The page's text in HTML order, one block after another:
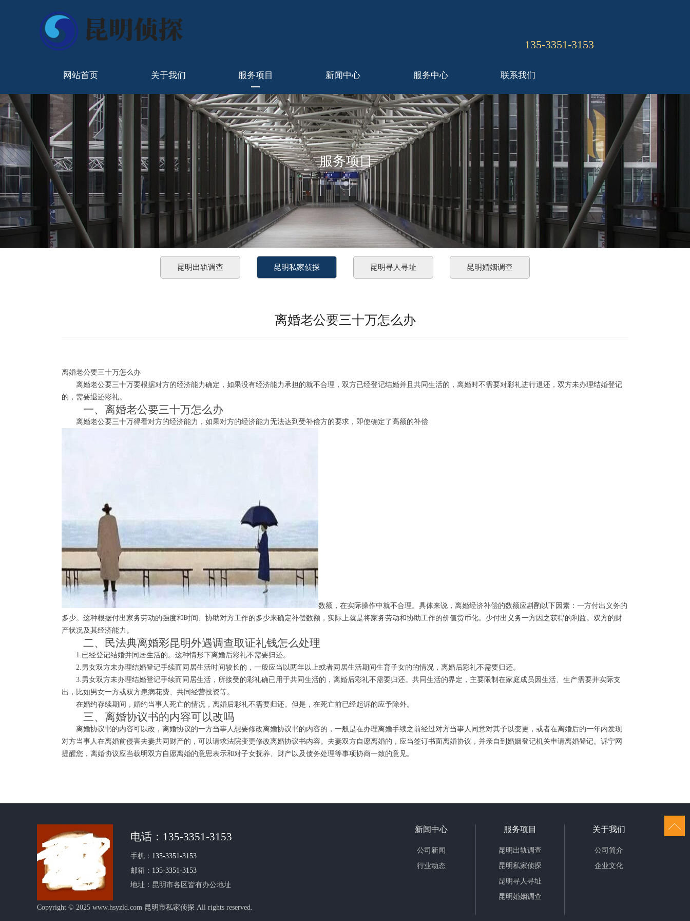
135-3351-3153
网站首页 关于我们 服务项目 新闻中心 服务中心 联系我们
服务项目
昆明出轨调查 昆明私家侦探 昆明寻人寻址 昆明婚姻调查
离婚老公要三十万怎么办
离婚老公要三十万怎么办
离婚老公要三十万要根据对方的经济能力确定，如果没有经济能力承担的就不合理，双方已经登记结婚并且共同生活的，离婚时不需要对彩礼进行退还，双方未办理结婚登记
的，需要退还彩礼。
一、离婚老公要三十万怎么办
离婚老公要三十万得看对方的经济能力，如果对方的经济能力无法达到受补偿方的要求，即使确定了高额的补偿
数额，在实际操作中就不合理。具体来说，离婚经济补偿的数额应斟酌以下因素：一方付出义务的
多少。这种根据付出家务劳动的强度和时间、协助对方工作的多少来确定补偿数额，实际上就是将家务劳动和协助工作的价值货币化。少付出义务一方因之获得的利益。双方的财
产状况及其经济能力。
二、民法典离婚彩昆明外遇调查取证礼钱怎么处理
1.已经登记结婚并同居生活的。这种情形下离婚后彩礼不需要归还。
2.男女双方未办理结婚登记手续而同居生活时间较长的，一般应当以两年以上或者同居生活期间生育子女的的情况，离婚后彩礼不需要归还。
3.男女双方未办理结婚登记手续而同居生活，所接受的彩礼确已用于共同生活的，离婚后彩礼不需要归还。共同生活的界定，主要限制在家庭成员因生活、生产需要并实际支
出，比如男女一方或双方患病花费、共同经营投资等。
在婚约存续期间，婚约当事人死亡的情况，离婚后彩礼不需要归还。但是，在死亡前已经起诉的应予除外。
三、离婚协议书的内容可以改吗
离婚协议书的内容可以改，离婚协议的一方当事人想要修改离婚协议书的内容的，一般是在办理离婚手续之前经过对方当事人同意对其予以变更，或者在离婚后的一年内发现
对方当事人在离婚前侵害夫妻共同财产的，可以请求法院变更修改离婚协议书内容。夫妻双方自愿离婚的，应当签订书面离婚协议，并亲自到婚姻登记机关申请离婚登记。诉宁网
提醒您，离婚协议应当载明双方自愿离婚的意思表示和对子女抚养、财产以及债务处理等事项协商一致的意见。
电话： 135-3351-3153
手机： 135-3351-3153
邮箱： 135-3351-3153
地址：昆明市各区皆有办公地址
Copyright © 2025 www.hsyzld.com 昆明市私家侦探 All rights reserved.
关于我们
公司简介
企业文化
服务项目
昆明出轨调查
昆明私家侦探
昆明寻人寻址
昆明婚姻调查
新闻中心
公司新闻
行业动态